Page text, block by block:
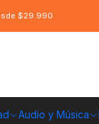
Audio y Música
$29.990
CHILE